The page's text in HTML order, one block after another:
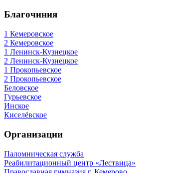
Благочиния
1 Кемеровское
2 Кемеровское
1 Ленинск-Кузнецкое
2 Ленинск-Кузнецкое
1 Прокопьевское
2 Прокопьевское
Беловское
Гурьевское
Инское
Киселёвское
Организации
Паломническая служба
Реабилитационный центр «Лествица»